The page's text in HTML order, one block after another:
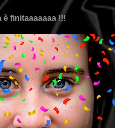
finitaaaaaaa !!!